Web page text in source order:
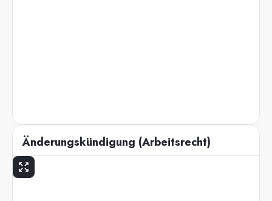
Änderungskündigung (Arbeitsrecht)